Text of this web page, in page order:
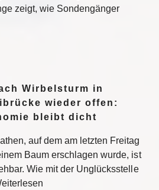
zeigt, wie Sondengänger
Wirbelsturm in
wieder offen:
bleibt dicht
auf dem am letzten Freitag
Baum erschlagen wurde, ist
Wie mit der Unglücksstelle